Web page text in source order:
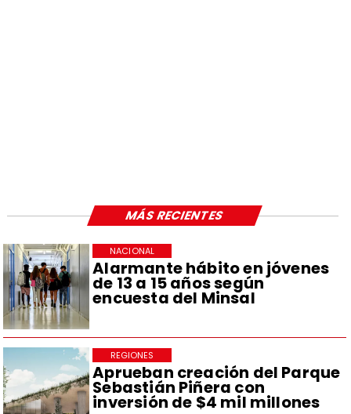
Alarmante hábito en jóvenes
de 13 a 15 años según
encuesta del Minsal
NACIONAL
Aprueban creación del Parque
Sebastián Piñera con
inversión de $4 mil millones
REGIONES
MÁS RECIENTES